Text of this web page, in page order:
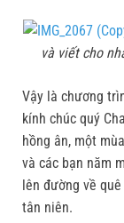
và viết cho
Vậy là chương
kính chúc quý
hồng ân, một
và các bạn năm
lên đường về
tân niên.